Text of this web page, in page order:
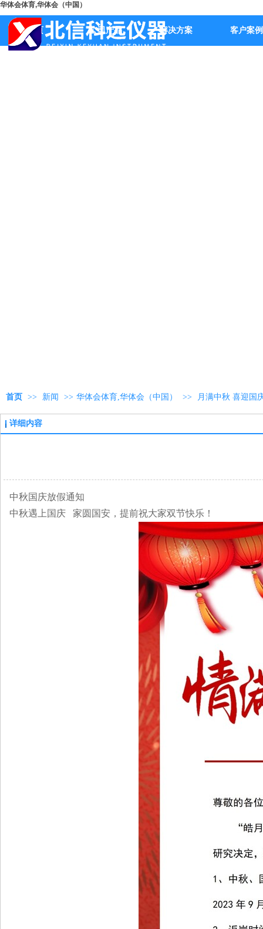
华体会体育,华体会（中国）
首页 公司产品 解决方案 客户案例
首页 >> 新闻 >> 华体会体育,华体会（中国） >> 月满中秋 喜迎国
详细内容
中秋国庆放假通知
中秋遇上国庆 家圆国安，提前祝大家双节快乐！